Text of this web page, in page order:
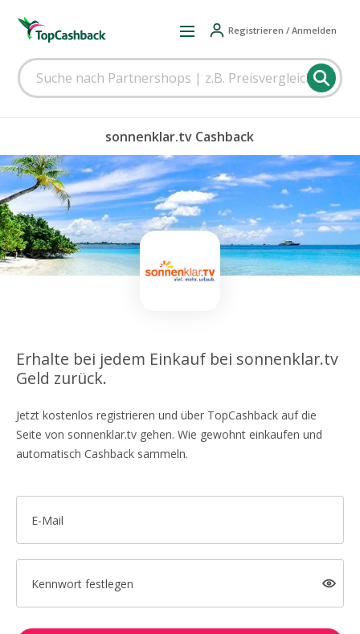
Registrieren / Anmelden
sonnenklar.tv Cashback
Erhalte bei jedem Einkauf bei sonnenklar.tv
Geld zurück.
Jetzt kostenlos registrieren und über TopCashback auf die
Seite von sonnenklar.tv gehen. Wie gewohnt einkaufen und
automatisch Cashback sammeln.
E-Mail
Kennwort festlegen